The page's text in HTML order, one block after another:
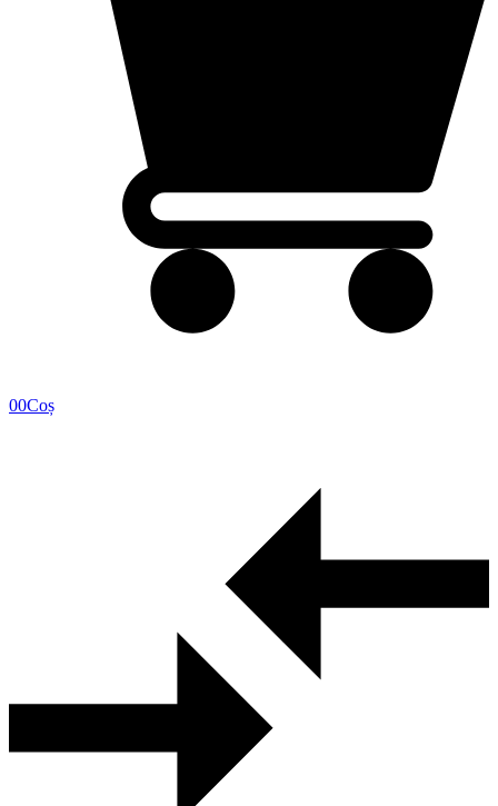
00Coș